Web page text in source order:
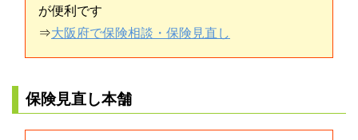
が便利です
⇒大阪府で保険相談・保険見直し
保険見直し本舗